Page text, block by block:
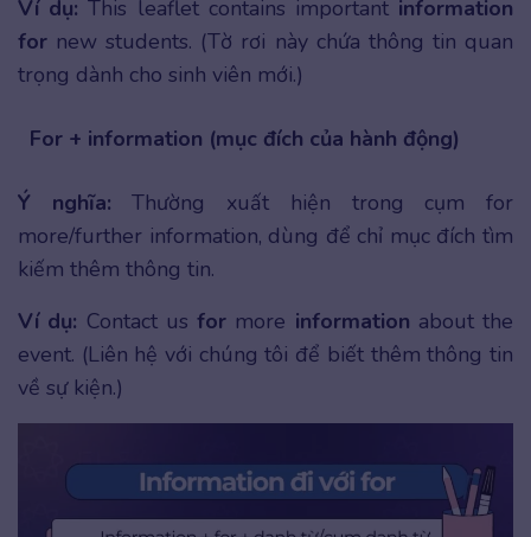
Ví dụ:This leaflet contains important information
for new students. (Tờ rơi này chứa thông tin quan
trọng dành cho sinh viên mới.)
For + information (mục đích của hành động)
Ý nghĩa:Thường xuất hiện trong cụm for
more/further information, dùng để chỉ mục đích tìm
kiếm thêm thông tin.
Ví dụ: Contact us for more information about the
event. (Liên hệ với chúng tôi để biết thêm thông tin
về sự kiện.)